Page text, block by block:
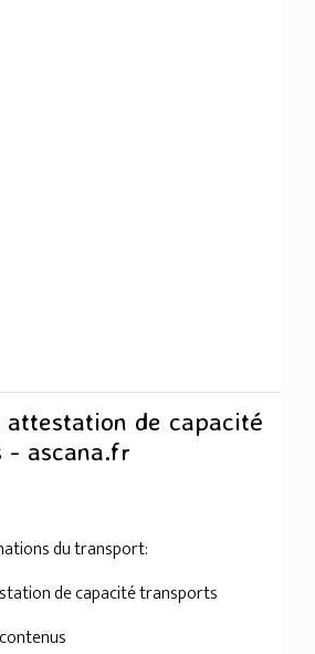
attestation de capacité
- ascana.fr
du transport:
de capacité transports